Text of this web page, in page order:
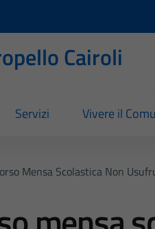
Cairoli
Servizi Vivere il
Mensa Scolastica Non